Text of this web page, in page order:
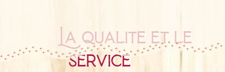
La qualité et le
service